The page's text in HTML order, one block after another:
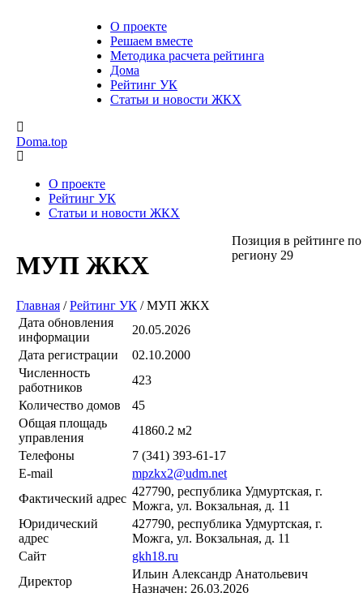
О проекте
Решаем вместе
Методика расчета рейтинга
Дома
Рейтинг УК
Статьи и новости ЖКХ
Doma.top
О проекте
Рейтинг УК
Статьи и новости ЖКХ
МУП ЖКХ
Позиция в рейтинге по
региону 29
Главная / Рейтинг УК / МУП ЖКХ
Дата обновления
информации
20.05.2026
Дата регистрации
02.10.2000
Численность
работников
423
Количество домов
45
Общая площадь
управления
41860.2 м2
Телефоны
7 (341) 393-61-17
E-mail
mpzkx2@udm.net
Фактический адрес
427790, республика Удмуртская, г.
Можга, ул. Вокзальная, д. 11
Юридический
адрес
427790, республика Удмуртская, г.
Можга, ул. Вокзальная, д. 11
Сайт
gkh18.ru
Директор
Ильин Александр Анатольевич
Назначен: 26.03.2026